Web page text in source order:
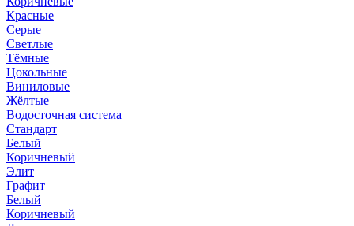
Красные
Серые
Светлые
Тёмные
Цокольные
Виниловые
Жёлтые
Водосточная система
Стандарт
Белый
Коричневый
Элит
Графит
Белый
Коричневый